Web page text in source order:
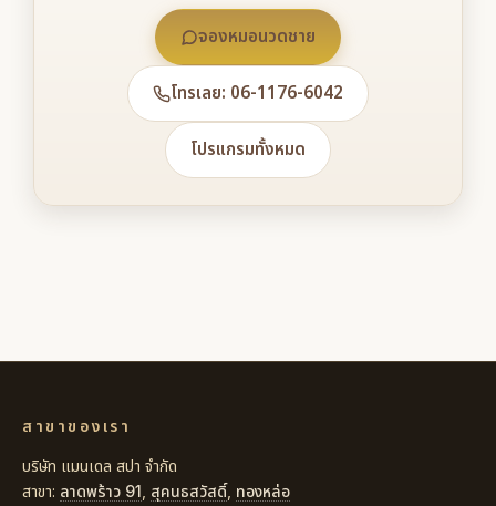
จองหมอนวดชาย
โทรเลย: 06-1176-6042
โปรแกรมทั้งหมด
สาขาของเรา
บริษัท แมนเดล สปา จำกัด
สาขา: ลาดพร้าว 91 สุคนธสวัสดิ์ ทองหล่อ